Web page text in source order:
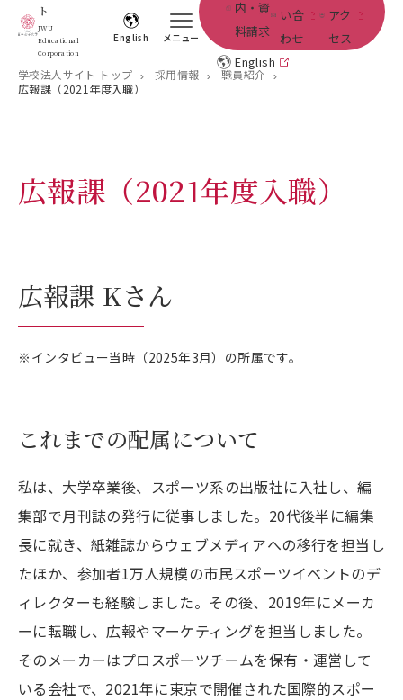
ト
JWU
Educational
Corporation
English メニュー
内・資
料請求
い合
わせ
アク
セス
English
学校法人サイト トップ 採用情報
職員紹介
広報課（2021年度入職）
広報課（2021年度入職）
広報課 Kさん
※ インタビュー当時（2025年3月）の所属です。
これまでの配属について
私は、大学卒業後、スポーツ系の出版社に入社し、編
集部で月刊誌の発行に従事しました。20代後半に編集
長に就き、紙雑誌からウェブメディアへの移行を担当し
たほか、参加者1万人規模の市民スポーツイベントのデ
ィレクターも経験しました。その後、2019年にメーカ
ーに転職し、広報やマーケティングを担当しました。
そのメーカーはプロスポーツチームを保有・運営して
いる会社で、2021年に東京で開催された国際的スポー